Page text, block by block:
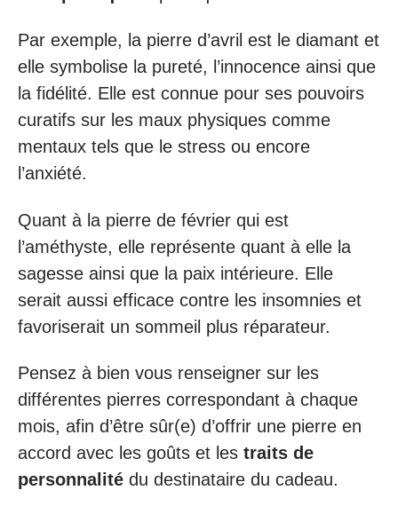
Par exemple, la pierre d’avril est le diamant et
elle symbolise la pureté, l’innocence ainsi que
la fidélité. Elle est connue pour ses pouvoirs
curatifs sur les maux physiques comme
mentaux tels que le stress ou encore
l’anxiété.
Quant à la pierre de février qui est
l’améthyste, elle représente quant à elle la
sagesse ainsi que la paix intérieure. Elle
serait aussi efficace contre les insomnies et
favoriserait un sommeil plus réparateur.
Pensez à bien vous renseigner sur les
différentes pierres correspondant à chaque
mois, afin d’être sûr(e) d’offrir une pierre en
accord avec les goûts et les traits de
personnalité du destinataire du cadeau.